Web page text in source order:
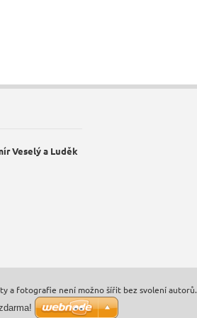
Veselý a Luděk
a fotografie není možno šířit bez svolení autorů.